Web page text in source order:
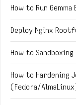
How to Run
Deploy Nginx
How to
How to Hardening
(Fedora/